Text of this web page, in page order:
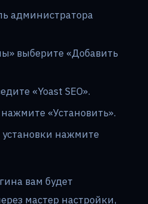
администратора
выберите «Добавить
«Yoast SEO».
«Установить».
нажмите
вам будет
мастер настройки,